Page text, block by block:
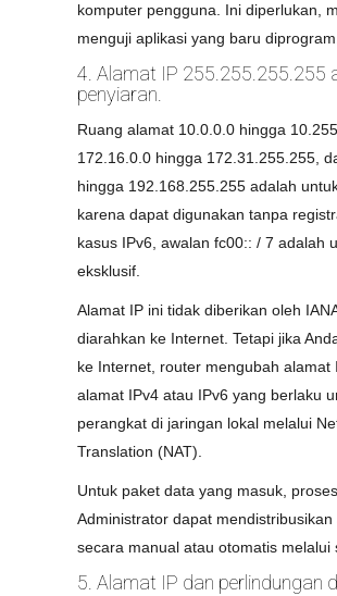
komputer pengguna. Ini diperlukan,
menguji aplikasi yang baru
4. Alamat IP 255.255.255.255
penyiaran.
Ruang alamat 10.0.0.0 hingga
172.16.0.0 hingga 172.31.255.255,
hingga 192.168.255.255 adalah
karena dapat digunakan tanpa
kasus IPv6, awalan fc00:: / 7 adalah
eksklusif.
Alamat IP ini tidak diberikan oleh
diarahkan ke Internet. Tetapi jika
ke Internet, router mengubah alamat
alamat IPv4 atau IPv6 yang berlaku
perangkat di jaringan lokal melalui
Translation (NAT).
Untuk paket data yang masuk,
Administrator dapat
secara manual atau otomatis melalui
5. Alamat IP dan perlindungan